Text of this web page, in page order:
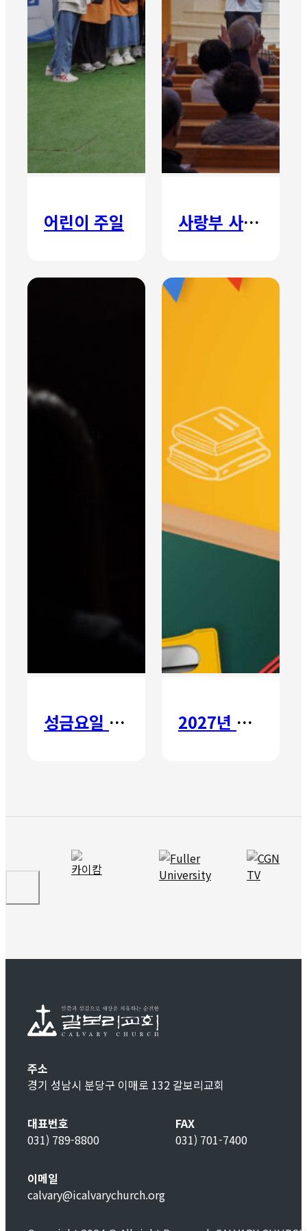
어린이 주일 사랑부 사랑주일
성금요일 칸타타 2027년 갈보리 어학원 유치부 신입생 모집
주소
경기 성남시 분당구 이매로 132 갈보리교회
대표번호
031) 789-8800
FAX
031) 701-7400
이메일
calvary@icalvarychurch.org